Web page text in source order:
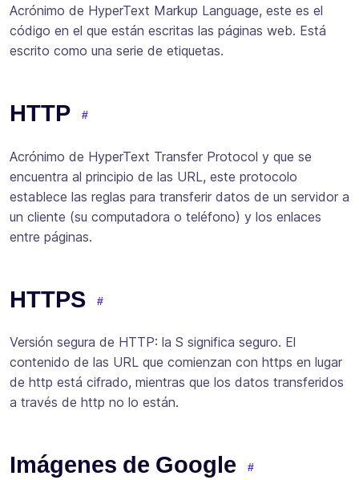
Acrónimo de HyperText Markup Language, este es el
código en el que están escritas las páginas web. Está
escrito como una serie de etiquetas.
HTTP
Acrónimo de HyperText Transfer Protocol y que se
encuentra al principio de las URL, este protocolo
establece las reglas para transferir datos de un servidor a
un cliente (su computadora o teléfono) y los enlaces
entre páginas.
HTTPS
Versión segura de HTTP: la S significa seguro. El
contenido de las URL que comienzan con https en lugar
de http está cifrado, mientras que los datos transferidos
a través de http no lo están.
Imágenes de Google